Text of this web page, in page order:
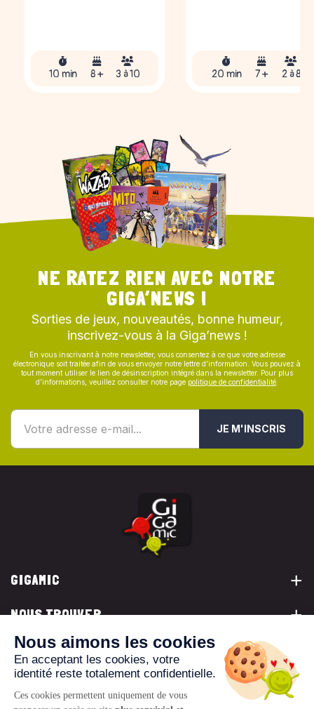
10 min 8 + 3 à 10 20 min 7 + 2 à 8
NE RATEZ RIEN AVEC NOTRE
GIGA’NEWS !
Sorties de jeux, nouveautés, bonne humeur,
inscrivez-vous à la Giga’news !
En vous inscrivant à notre newsletter, vous consentez à ce que votre adresse
électronique soit traitée afin de vous envoyer notre lettre d’information. Vous pouvez à
tout moment utiliser le lien de désinscription intégré dans la newsletter. Pour plus
d’informations, veuillez consulter notre page politique de confidentialité
JE M'INSCRIS
GIGAMIC
NOUS TROUVER
VOUS ÊTES...
NOUS CONTACTER